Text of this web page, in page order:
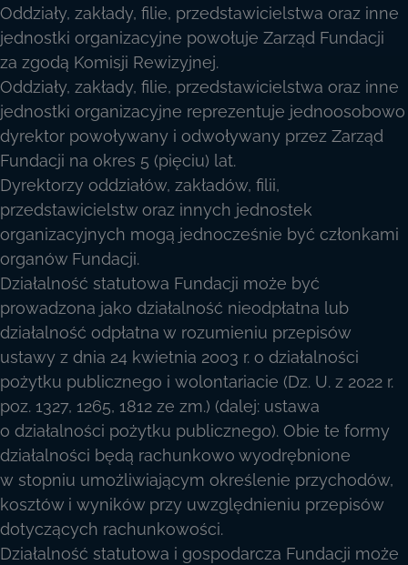
Oddziały, zakłady, filie, przedstawicielstwa oraz inne
jednostki organizacyjne powołuje Zarząd Fundacji
za zgodą Komisji Rewizyjnej.
Oddziały, zakłady, filie, przedstawicielstwa oraz inne
jednostki organizacyjne reprezentuje jednoosobowo
dyrektor powoływany i odwoływany przez Zarząd
Fundacji na okres 5 (pięciu) lat.
Dyrektorzy oddziałów, zakładów, filii,
przedstawicielstw oraz innych jednostek
organizacyjnych mogą jednocześnie być członkami
organów Fundacji.
Działalność statutowa Fundacji może być
prowadzona jako działalność nieodpłatna lub
działalność odpłatna w rozumieniu przepisów
ustawy z dnia 24 kwietnia 2003 r. o działalności
pożytku publicznego i wolontariacie (Dz. U. z 2022 r.
poz. 1327, 1265, 1812 ze zm.) (dalej: ustawa
o działalności pożytku publicznego). Obie te formy
działalności będą rachunkowo wyodrębnione
w stopniu umożliwiającym określenie przychodów,
kosztów i wyników przy uwzględnieniu przepisów
dotyczących rachunkowości.
Działalność statutowa i gospodarcza Fundacji może